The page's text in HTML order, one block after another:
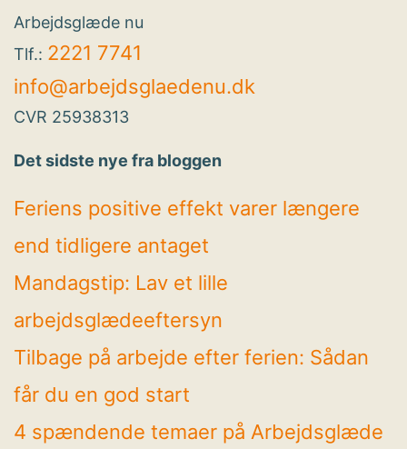
Arbejdsglæde nu
Tlf.: 2221 7741
info@arbejdsglaedenu.dk
CVR 25938313
Det sidste nye fra bloggen
Feriens positive effekt varer længere
end tidligere antaget
Mandagstip: Lav et lille
arbejdsglædeeftersyn
Tilbage på arbejde efter ferien: Sådan
får du en god start
4 spændende temaer på Arbejdsglæde